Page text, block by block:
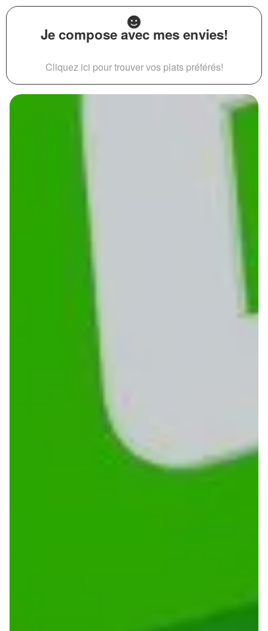
Je compose avec mes envies!
Cliquez ici pour trouver vos plats préférés!